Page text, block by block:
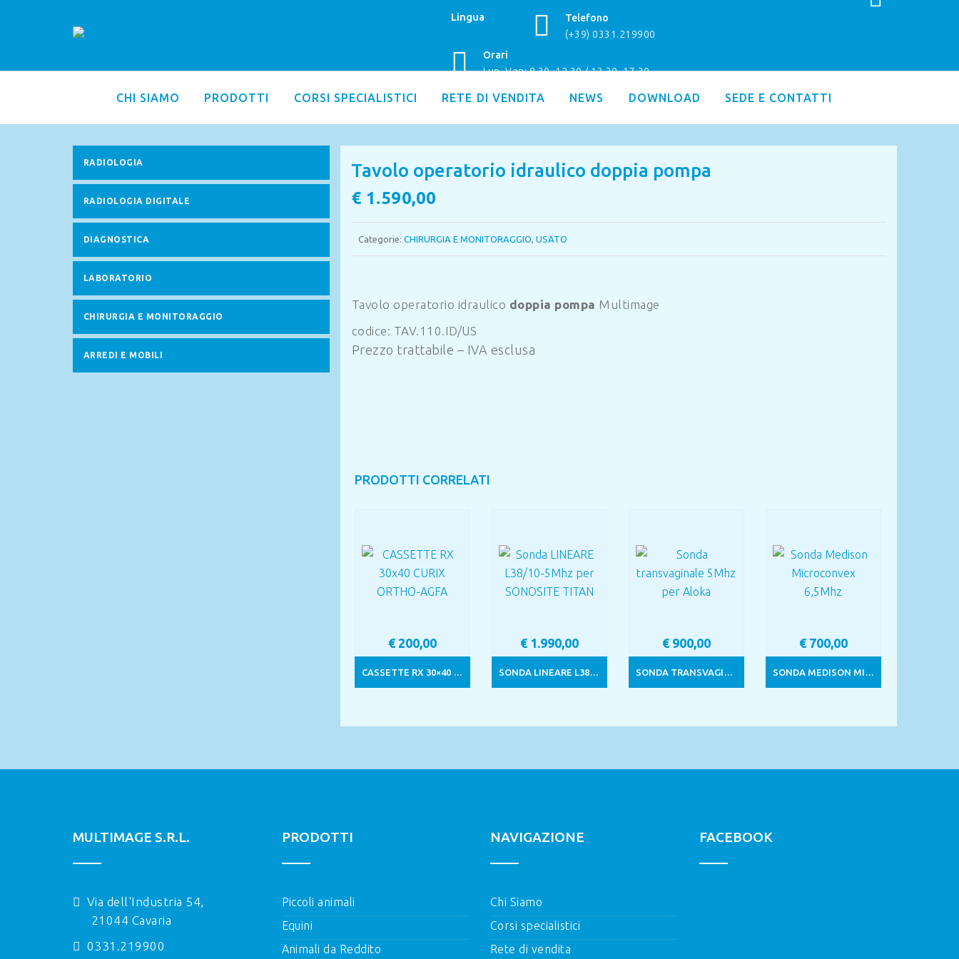
Lingua
Telefono
(+39) 0331.219900
Orari
Lun–Ven: 8.30–12.30 / 13.30–17.30
CHI SIAMO PRODOTTI CORSI SPECIALISTICI RETE DI VENDITA NEWS DOWNLOAD SEDE E CONTATTI
RADIOLOGIA
RADIOLOGIA DIGITALE
DIAGNOSTICA
LABORATORIO
CHIRURGIA E MONITORAGGIO
ARREDI E MOBILI
Tavolo operatorio idraulico doppia pompa
€ 1.590,00
Categorie: CHIRURGIA E MONITORAGGIO USATO
Tavolo operatorio idraulico doppia pompa Multimage
codice: TAV.110.ID/US
Prezzo trattabile – IVA esclusa
PRODOTTI CORRELATI
CASSETTE RX 30×40 CURIX ORTHO-AGFA
€200,00
SONDA LINEARE L38/10-5MHZ PER SONOSITE TITAN
€1.990,00
SONDA TRANSVAGINALE 5MHZ PER ALOKA
€900,00
SONDA MEDISON MICROCONVEX 6,5MHZ
€700,00
MULTIMAGE S.R.L.
Via dell'Industria 54,
21044 Cavaria
0331.219900
PRODOTTI
Piccoli animali
Equini
Animali da Reddito
NAVIGAZIONE
Chi Siamo
Corsi specialistici
Rete di vendita
FACEBOOK